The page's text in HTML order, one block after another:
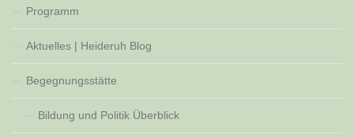
Programm
Aktuelles | Heideruh Blog
Begegnungsstätte
Bildung und Politik Überblick